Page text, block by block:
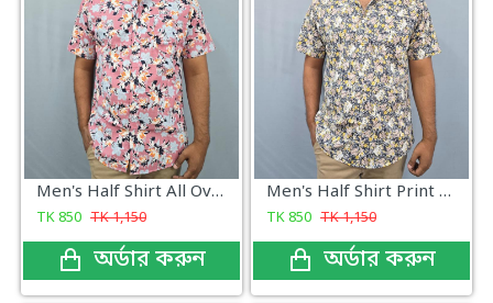
Men's Half Shirt All Over Print Classic
TK850 TK1,150
অর্ডার করুন
Men's Half Shirt Print All Over New
TK850 TK1,150
অর্ডার করুন